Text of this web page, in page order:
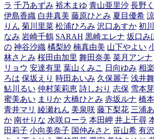
ラ 千乃あずみ 裕木まゆ 青山亜里沙 長野
伊島香織 白井真美 藤原ひとみ 夏目優希
りん 菊川里菜 松浦ひろみ 沢口あすか 初
なみ 岩崎千鶴 SARAH 黒崎エレナ 坂口み
の 神谷沙織 橘梨紗 楠真由美 山下やよい
林さとみ 桜田由加里 舞田奈美 菜月アンナ
リョウ 安達有里 葉山くみこ 日向ゆみ 相
ろは 保坂えり 時田あいみ 久保麗子 浅井
鮎川るい 仲村茉莉恵 詩しおり 志保 雪本
蜜美あい まりか 大橋ひとみ 赤坂ルナ 橋
青井マリ 綾瀬れん 美泉咲 藤下梨花 三浦
か 南せりな 水咲ローラ 本田岬 井上千尋
田莉子 小向美奈子 国仲みさと 笹山希 有